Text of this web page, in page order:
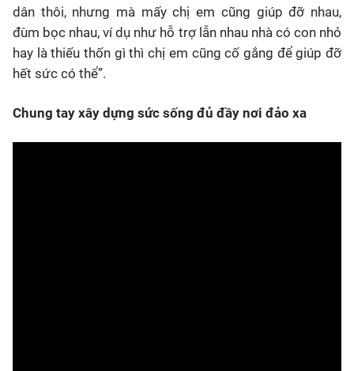
dân thôi, nhưng mà mấy chị em cũng giúp đỡ nhau,
đùm bọc nhau, ví dụ như hỗ trợ lẫn nhau nhà có con nhỏ
hay là thiếu thốn gì thì chị em cũng cố gắng để giúp đỡ
hết sức có thể”.
Chung tay xây dựng sức sống đủ đầy nơi đảo xa